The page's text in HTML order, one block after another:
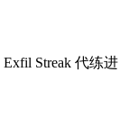
Streak 代练进